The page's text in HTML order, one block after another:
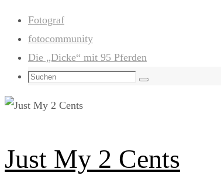
Zum
Inhalt
springen
Fotograf
fotocommunity
Die „Dicke“ mit 95 Pferden
Suchen
Suchen
Just My 2 Cents